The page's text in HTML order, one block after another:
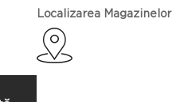
Localizarea Magazinelor